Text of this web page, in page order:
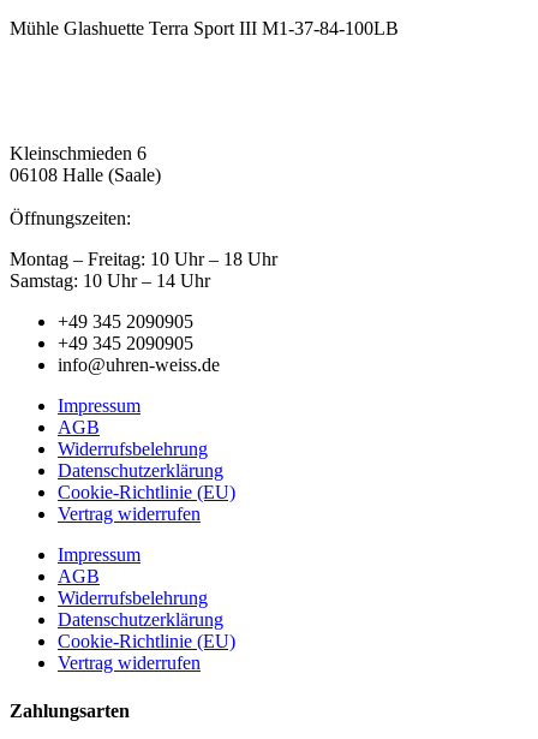
Mühle Glashuette Terra Sport III M1-37-84-100LB
Kleinschmieden 6
06108 Halle (Saale)
Öffnungszeiten:
Montag – Freitag: 10 Uhr – 18 Uhr
Samstag: 10 Uhr – 14 Uhr
+49 345 2090905
+49 345 2090905
info@uhren-weiss.de
Impressum
AGB
Widerrufsbelehrung
Datenschutzerklärung
Cookie-Richtlinie (EU)
Vertrag widerrufen
Impressum
AGB
Widerrufsbelehrung
Datenschutzerklärung
Cookie-Richtlinie (EU)
Vertrag widerrufen
Zahlungsarten